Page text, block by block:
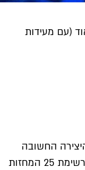
טוב מאוד (עם מעידות
היצירה החשובה
ביותר בתיאטרון הפוליטי של העשור האחרון", וב-2018 אותו עיתון כלל את "מונולוגים מהוואגינה" – שנכתב בעקבות שיחות עם 200 נשים על סקס, יחסים ואלימות נגד נשים – ברשימת 25 המחזות